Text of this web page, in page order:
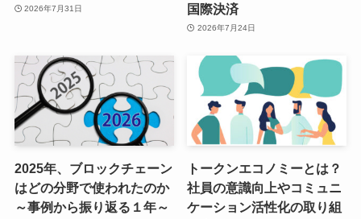
2026年7月31日
国際決済
2026年7月24日
2025年、ブロックチェーン
はどの分野で使われたのか
～事例から振り返る１年～
トークンエコノミーとは？
社員の意識向上やコミュニ
ケーション活性化の取り組